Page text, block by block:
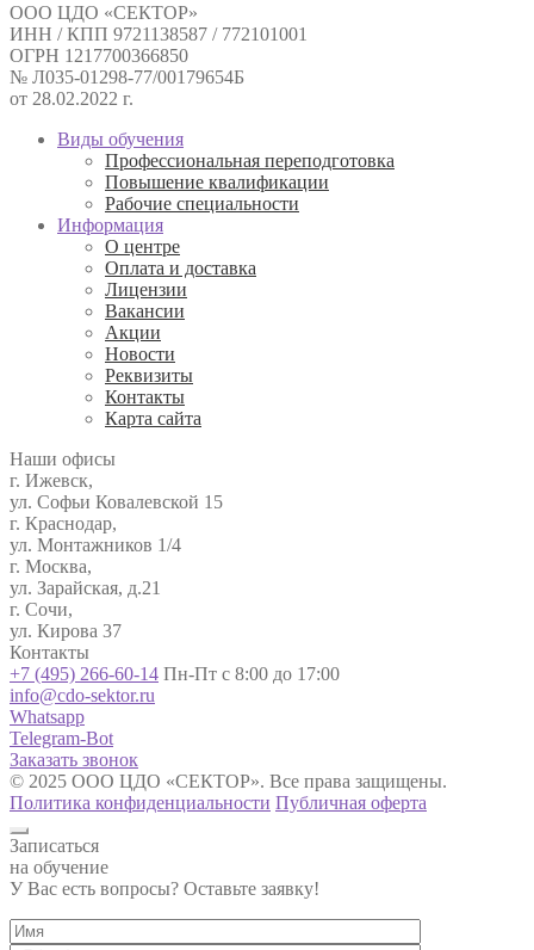
ООО ЦДО «СЕКТОР»
ИНН / КПП 9721138587 / 772101001
ОГРН 1217700366850
№ Л035-01298-77/00179654Б
от 28.02.2022 г.
Виды обучения
Профессиональная переподготовка
Повышение квалификации
Рабочие специальности
Информация
О центре
Оплата и доставка
Лицензии
Вакансии
Акции
Новости
Реквизиты
Контакты
Карта сайта
Наши офисы
г. Ижевск,
ул. Софьи Ковалевской 15
г. Краснодар,
ул. Монтажников 1/4
г. Москва,
ул. Зарайская, д.21
г. Сочи,
ул. Кирова 37
Контакты
+7 (495) 266-60-14 Пн-Пт с 8:00 до 17:00
info@cdo-sektor.ru
Whatsapp
Telegram-Bot
Заказать звонок
© 2025 ООО ЦДО «СЕКТОР». Все права защищены.
Политика конфиденциальности Публичная оферта
Записаться
на обучение
У Вас есть вопросы? Оставьте заявку!